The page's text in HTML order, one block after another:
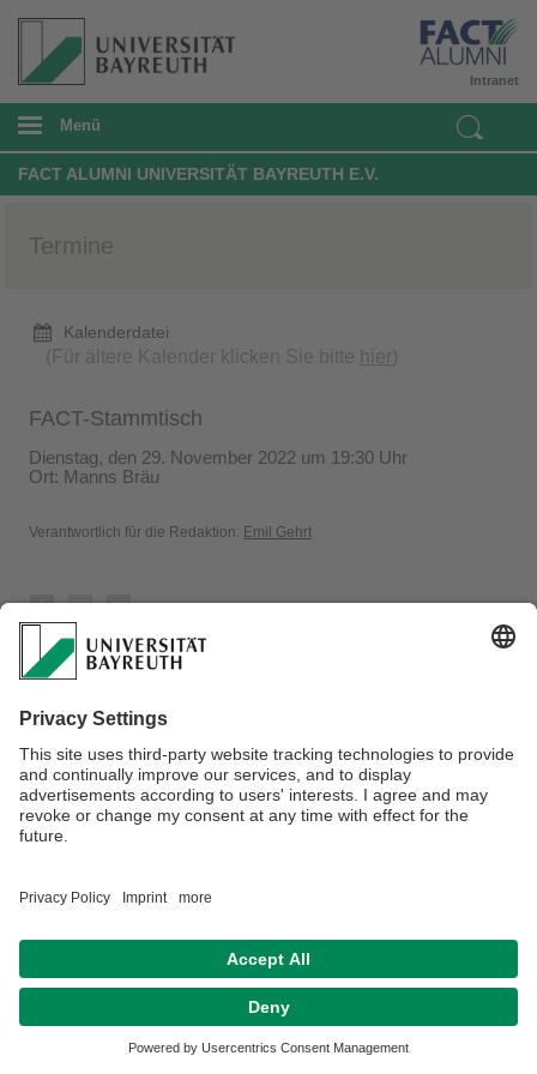
Intranet
Menü
FACT ALUMNI UNIVERSITÄT BAYREUTH E.V.
Termine
Kalenderdatei
(Für ältere Kalender klicken Sie bitte hier)
FACT-Stammtisch
Dienstag, den 29. November 2022 um 19:30 Uhr
Ort: Manns Bräu
Verantwortlich für die Redaktion: Emil Gehrt
Datenschutz / Disclaimer